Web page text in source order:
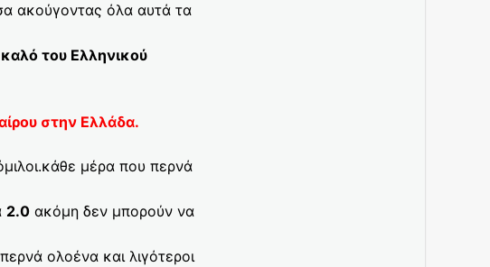
ακούγοντας όλα αυτά τα
του Ελληνικού
στην Ελλάδα.
μέρα που περνά
2.0ακόμη δεν μπορούν να
ολοένα και λιγότεροι